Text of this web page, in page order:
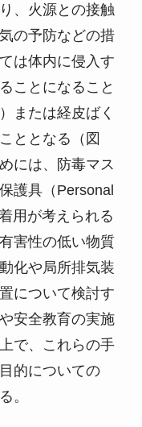
、火源との接触
の予防などの措
は体内に侵入す
ことになること
または経皮ばく
ととなる（図
には、防毒マス
護具（Personal
用が考えられる
害性の低い物質
化や局所排気装
について検討す
安全教育の実施
で、これらの手
的についての
。